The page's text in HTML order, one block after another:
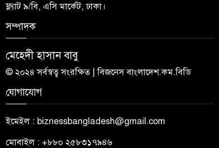
ফ্ল্যাট ৯/বি, এসি মার্কেট, ঢাকা।
সম্পাদক
মেহেদী হাসান বাবু
© ২০২৪ সর্বস্বত্ব সংরক্ষিত | বিজনেস বাংলাদেশ.কম.বিডি
যোগাযোগ
ইমেইল : biznessbangladesh@gmail.com
মোবাইল : +৮৮০ ২৫৮৩১৭৯৪৬